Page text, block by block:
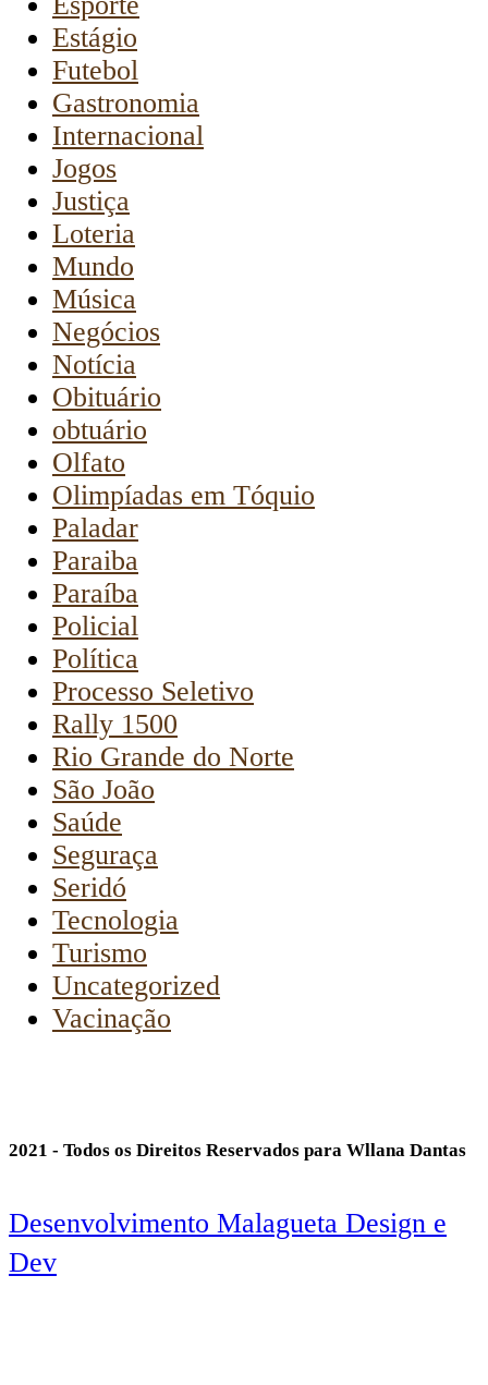
Estágio
Futebol
Gastronomia
Internacional
Jogos
Justiça
Loteria
Mundo
Música
Negócios
Notícia
Obituário
obtuário
Olfato
Olimpíadas em Tóquio
Paladar
Paraiba
Paraíba
Policial
Política
Processo Seletivo
Rally 1500
Rio Grande do Norte
São João
Saúde
Seguraça
Seridó
Tecnologia
Turismo
Uncategorized
Vacinação
2021 - Todos os Direitos Reservados para Wllana Dantas
Desenvolvimento Malagueta Design e
Dev